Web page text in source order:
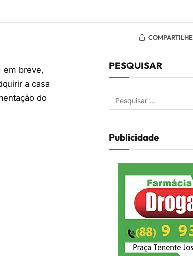
COMPARTILHE
em breve,
a casa
do
PESQUISAR
Publicidade